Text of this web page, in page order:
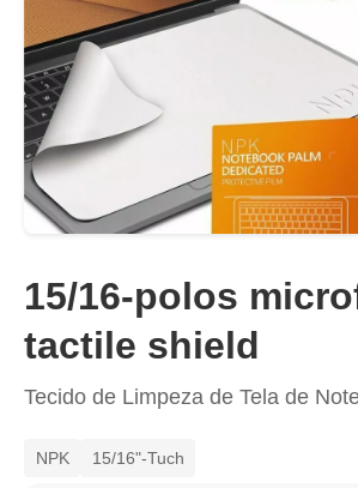
Loja eBay
15/16-polos
tactile shield
Tecido de Limpeza de Tela de
NPK 15/16"-Tuch